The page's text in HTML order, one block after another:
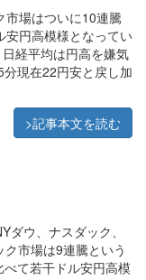
市場はついに10連騰
安円高模様となってい
経平均は円高を嫌気
現在22円安と戻し加
>記事本文を読む
ウ、ナスダック、
市場は9連騰という
て若干ドル安円高模